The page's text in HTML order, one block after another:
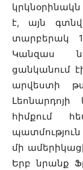
է, այն
տարբերակ
Կանզաս
ցանկանում
արվեստի
հիմքում
մի
Երբ նրանք